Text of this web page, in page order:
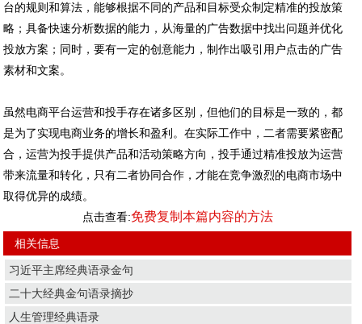
台的规则和算法，能够根据不同的产品和目标受众制定精准的投放策
略；具备快速分析数据的能力，从海量的广告数据中找出问题并优化
投放方案；同时，要有一定的创意能力，制作出吸引用户点击的广告
素材和文案。
虽然电商平台运营和投手存在诸多区别，但他们的目标是一致的，都
是为了实现电商业务的增长和盈利。在实际工作中，二者需要紧密配
合，运营为投手提供产品和活动策略方向，投手通过精准投放为运营
带来流量和转化，只有二者协同合作，才能在竞争激烈的电商市场中
取得优异的成绩。
点击查看:免费复制本篇内容的方法
相关信息
习近平主席经典语录金句
二十大经典金句语录摘抄
人生管理经典语录